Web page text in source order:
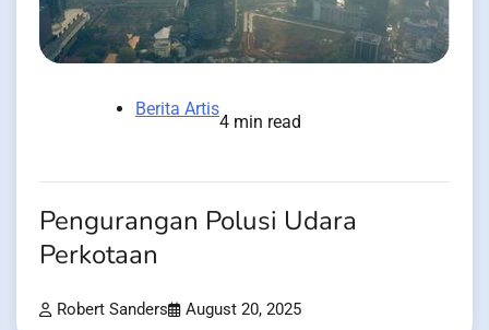
Berita Artis
4 min read
Pengurangan Polusi Udara
Perkotaan
Robert Sanders August 20, 2025